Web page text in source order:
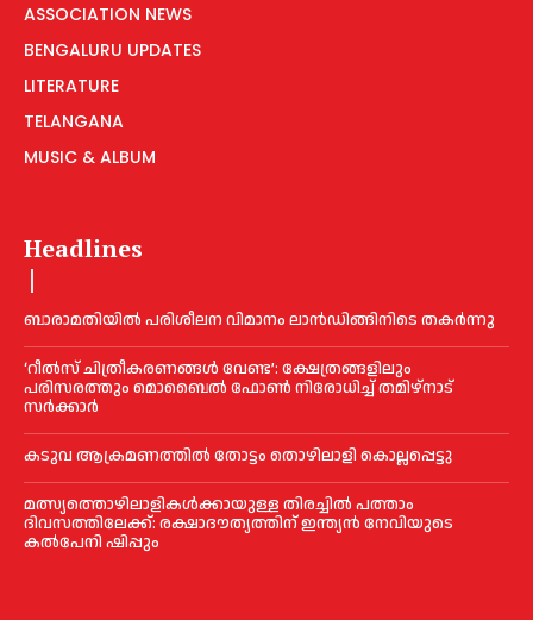
ASSOCIATION NEWS
BENGALURU UPDATES
LITERATURE
TELANGANA
MUSIC & ALBUM
Headlines
ബാരാമതിയില്‍ പരിശീലന വിമാനം ലാന്‍ഡിങ്ങിനിടെ തകര്‍ന്നു
‘റീല്‍സ് ചിത്രീകരണങ്ങള്‍ വേണ്ട’: ക്ഷേത്രങ്ങളിലും
പരിസരത്തും മൊബൈല്‍ ഫോണ്‍ നിരോധിച്ച്‌ തമിഴ്നാട്
സര്‍ക്കാര്‍
കടുവ ആക്രമണത്തില്‍ തോട്ടം തൊഴിലാളി കൊല്ലപ്പെട്ടു
മത്സ്യത്തൊഴിലാളികള്‍ക്കായുള്ള തിരച്ചില്‍ പത്താം
ദിവസത്തിലേക്ക്: രക്ഷാദൗത്യത്തിന് ഇന്ത്യൻ നേവിയുടെ
കല്‍പേനി ഷിപ്പും